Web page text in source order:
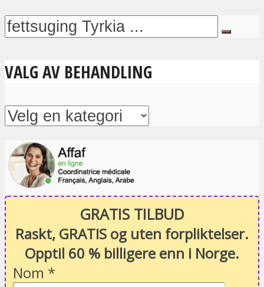
VALG AV BEHANDLING
GRATIS TILBUD
Raskt, GRATIS og uten forpliktelser.
Opptil 60 % billigere enn i Norge.
Nom *